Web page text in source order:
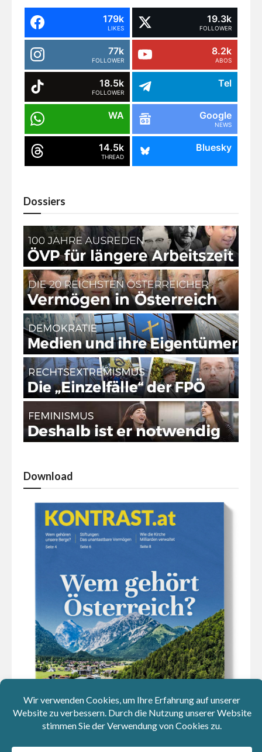
179k
LIKES
19.3k
FOLLOWER
77k
FOLLOWER
8.2k
ABOS
18.5k
FOLLOWER
Tel
WA Google
NEWS
14.5k
THREAD
Bluesky
Dossiers
Download